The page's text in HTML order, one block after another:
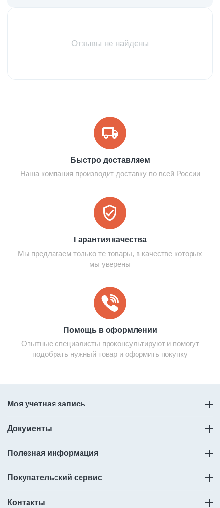
Отзывы не найдены
Быстро доставляем
Наша компания производит доставку по всей России
Гарантия качества
Мы предлагаем только те товары, в качестве которых
мы уверены
Помощь в оформлении
Опытные специалисты проконсультируют и помогут
подобрать нужный товар и оформить покупку
Моя учетная запись
Документы
Полезная информация
Покупательский сервис
Контакты